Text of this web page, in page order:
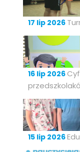
17 lip 2026
16 lip 2026
15 lip 2026